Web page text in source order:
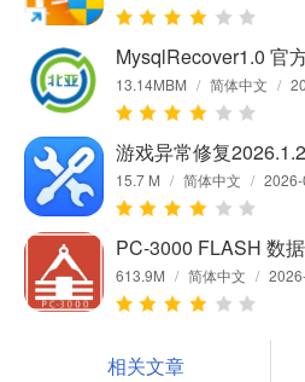
MysqlRecover1.0 官
13.14MBM / 简体中文 /
游戏异常修复
15.7 M / 简体中文 /
613.9M / 简体中文 /
相关文章